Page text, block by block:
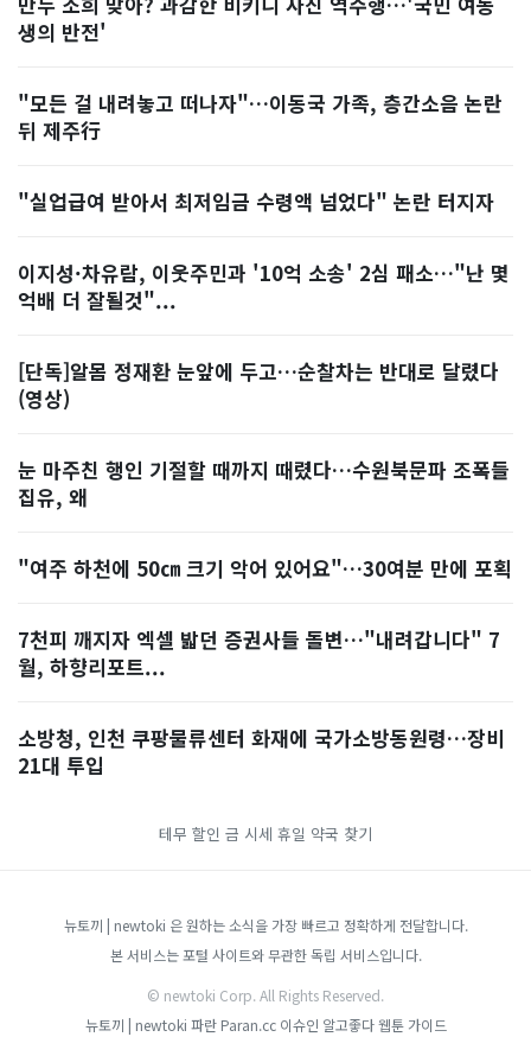
생의 반전'
"모든 걸 내려놓고 떠나자"…이동국 가족, 층간소음 논란
뒤 제주行
"실업급여 받아서 최저임금 수령액 넘었다" 논란 터지자
이지성·차유람, 이웃주민과 '10억 소송' 2심 패소…"난 몇
억배 더 잘될것"...
[단독]알몸 정재환 눈앞에 두고…순찰차는 반대로 달렸다
(영상)
눈 마주친 행인 기절할 때까지 때렸다…수원북문파 조폭들
집유, 왜
"여주 하천에 50㎝ 크기 악어 있어요"…30여분 만에 포획
7천피 깨지자 엑셀 밟던 증권사들 돌변…"내려갑니다" 7
월, 하향리포트...
소방청, 인천 쿠팡물류센터 화재에 국가소방동원령…장비
21대 투입
테무 할인 금 시세 휴일 약국 찾기
뉴토끼 | newtoki 은 원하는 소식을 가장 빠르고 정확하게 전달합니다.
본 서비스는 포털 사이트와 무관한 독립 서비스입니다.
© newtoki Corp. All Rights Reserved.
뉴토끼 | newtoki 파란 Paran.cc 이슈인 알고좋다 웹툰 가이드